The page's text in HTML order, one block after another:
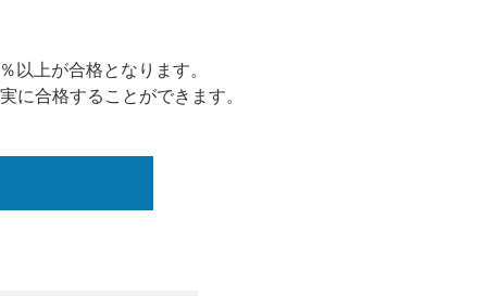
以上が合格となります。
に合格することができます。